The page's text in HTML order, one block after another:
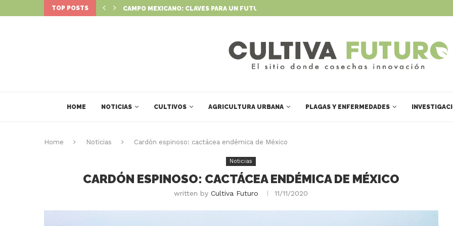
TOP POSTS
PROGRAMA PARA IMPULSAR... CAMPO MEXICANO: CLAVES PARA UN FUTURO DINÁMICO Y...
HOME NOTICIAS CULTIVOS AGRICULTURA URBANA PLAGAS Y ENFERMEDADES
Home Noticias Cardón espinoso: cactácea endémica de México
Noticias
CARDÓN ESPINOSO: CACTÁCEA ENDÉMICA DE MÉXICO
written byCultiva Futuro 11/11/2020